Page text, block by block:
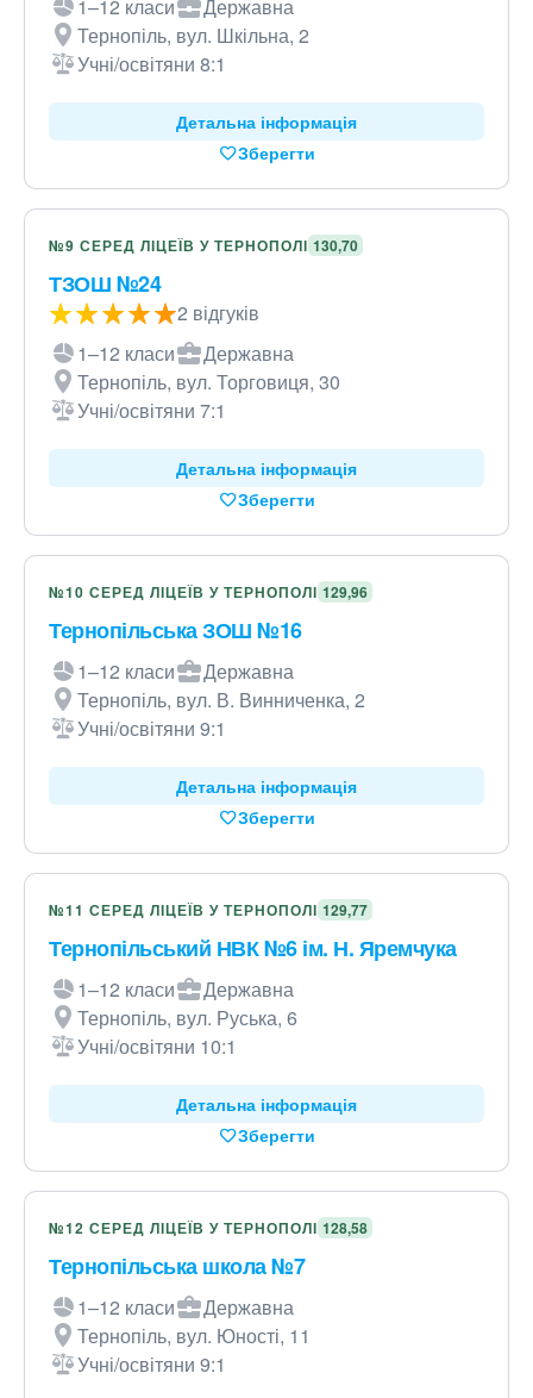
1–12 класи
Державна
Тернопіль, вул. Шкільна, 2
Учні/освітяни 8:1
Детальна інформація
Зберегти
№9 СЕРЕД ЛІЦЕЇВ У ТЕРНОПОЛІ 130,70
ТЗОШ №24
2 відгуків
1–12 класи
Державна
Тернопіль, вул. Торговиця, 30
Учні/освітяни 7:1
Детальна інформація
Зберегти
№10 СЕРЕД ЛІЦЕЇВ У ТЕРНОПОЛІ 129,96
Тернопільська ЗОШ №16
1–12 класи
Державна
Тернопіль, вул. В. Винниченка, 2
Учні/освітяни 9:1
Детальна інформація
Зберегти
№11 СЕРЕД ЛІЦЕЇВ У ТЕРНОПОЛІ 129,77
Тернопільський НВК №6 ім. Н. Яремчука
1–12 класи
Державна
Тернопіль, вул. Руська, 6
Учні/освітяни 10:1
Детальна інформація
Зберегти
№12 СЕРЕД ЛІЦЕЇВ У ТЕРНОПОЛІ 128,58
Тернопільська школа №7
1–12 класи
Державна
Тернопіль, вул. Юності, 11
Учні/освітяни 9:1